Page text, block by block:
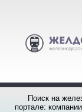
Поиск на
портале: